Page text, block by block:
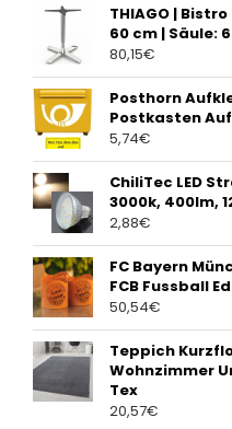
THIAGO |
60 cm | Säule:
80,15€
Posthorn
Postkasten
5,74€
ChiliTec LED
3000k, 400lm,
2,88€
FC Bayern
FCB Fussball
50,54€
Teppich
Wohnzimmer
Tex
20,57€